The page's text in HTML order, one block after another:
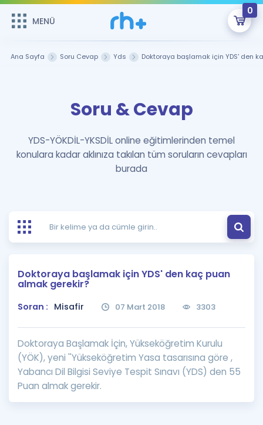
MENÜ
0
Şifremi Hatırlamıyorum
GİRİŞ YAP
Remzi Hoca ile seni sınava hazırlayacak onlarca eğitim seni
bekliyor!
MENÜ
Çalışma Paketleri
Kitaplar ve Kaynaklar
Ücretsiz Kaynaklar
Puan Hesaplama
Rehberlik Aracı
ÖSYM Sınav Takvimi
Kampanyalar
Blog
İngilizce Gramer
Blog
İngilizce Gramer
Hakkımızda
Ana Sayfa Soru Cevap Yds Doktoraya başlamak için YDS' den
Soru & Cevap
YDS-YÖKDİL-YKSDİL online eğitimlerinden temel
konulara kadar aklınıza takılan tüm soruların cevapları
burada
Doktoraya başlamak için YDS' den kaç puan
almak gerekir?
Soran : Misafir 07 Mart 2018 3303
Doktoraya Başlamak İçin, Yükseköğretim Kurulu
(YÖK), yeni ''Yükseköğretim Yasa tasarısına göre ,
Yabancı Dil Bilgisi Seviye Tespit Sınavı (YDS) den 55
Puan almak gerekir.